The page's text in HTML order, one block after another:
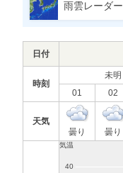
雨雲レーダー
日付
時刻
未明
01
02
天気
曇り
曇り